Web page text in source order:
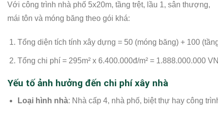
Với công trình nhà phố 5x20m, tầng trệt, lầu 1, sân thượng,
mái tôn và móng băng theo gói khá:
Tổng diện tích tính xây dựng = 50 (móng băng) + 100
Tổng chi phí = 295m² x 6.400.000đ/m² = 1.888.000.000
Yếu tố ảnh hưởng đến chi phí xây nhà
Loại hình nhà: Nhà cấp 4, nhà phố, biệt thự hay công